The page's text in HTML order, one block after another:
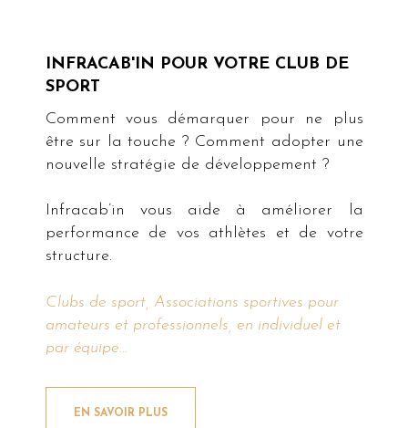
INFRACAB'IN POUR VOTRE CLUB DE
SPORT
Comment vous démarquer pour ne plus
être sur la touche ? Comment adopter une
nouvelle stratégie de développement ?
Infracab’in vous aide à améliorer la
performance de vos athlètes et de votre
structure.
Clubs de sport, Associations sportives pour
amateurs et professionnels, en individuel et
par équipe...
EN SAVOIR PLUS